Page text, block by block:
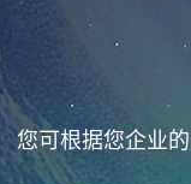
您可根据您企业